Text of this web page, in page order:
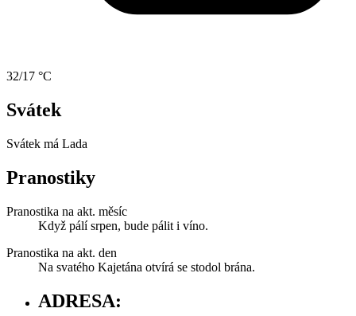
32/17 °C
Svátek
Svátek má Lada
Pranostiky
Pranostika na akt. měsíc
Když pálí srpen, bude pálit i víno.
Pranostika na akt. den
Na svatého Kajetána otvírá se stodol brána.
ADRESA: